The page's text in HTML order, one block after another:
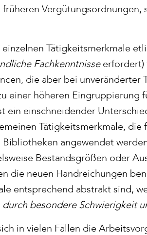
früheren
Tätigkeitsmerkmale
Fachkenntnisseerfordert)
die aber bei
einer höheren Eingruppierung
ein einschneidender
Tätigkeitsmerkmale,
Bibliotheken angewendet
Bestandsgrößen oder
die neuen Handreichungen
entsprechend abstrakt sind,
durch besondere Schwierigkeit
in vielen Fällen die